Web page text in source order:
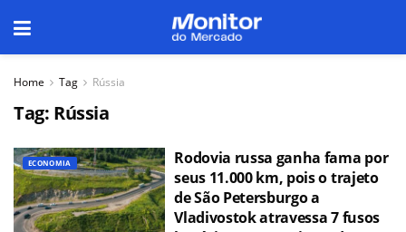
Home Tag Rússia
Tag: Rússia
ECONOMIA
Rodovia russa ganha fama por
seus 11.000 km, pois o trajeto
de São Petersburgo a
Vladivostok atravessa 7 fusos